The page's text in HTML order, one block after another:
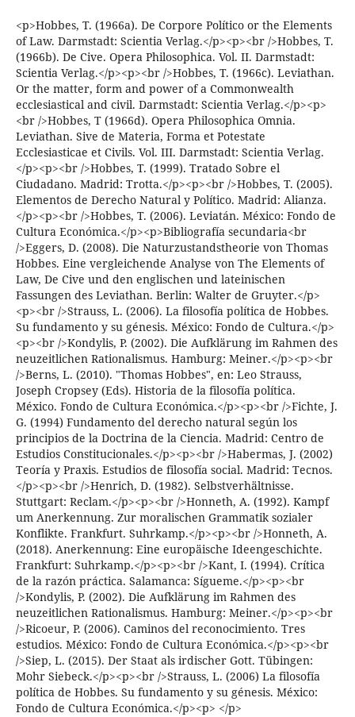
<p>Hobbes, T. (1966a). De Corpore Político or the Elements
of Law. Darmstadt: Scientia Verlag.</p><p><br />Hobbes, T.
(1966b). De Cive. Opera Philosophica. Vol. II. Darmstadt:
Scientia Verlag.</p><p><br />Hobbes, T. (1966c). Leviathan.
Or the matter, form and power of a Commonwealth
ecclesiastical and civil. Darmstadt: Scientia Verlag.</p><p>
<br />Hobbes, T (1966d). Opera Philosophica Omnia.
Leviathan. Sive de Materia, Forma et Potestate
Ecclesiasticae et Civils. Vol. III. Darmstadt: Scientia Verlag.
</p><p><br />Hobbes, T. (1999). Tratado Sobre el
Ciudadano. Madrid: Trotta.</p><p><br />Hobbes, T. (2005).
Elementos de Derecho Natural y Político. Madrid: Alianza.
</p><p><br />Hobbes, T. (2006). Leviatán. México: Fondo de
Cultura Económica.</p><p>Bibliografía secundaria<br
/>Eggers, D. (2008). Die Naturzustandstheorie von Thomas
Hobbes. Eine vergleichende Analyse von The Elements of
Law, De Cive und den englischen und lateinischen
Fassungen des Leviathan. Berlin: Walter de Gruyter.</p>
<p><br />Strauss, L. (2006). La filosofía política de Hobbes.
Su fundamento y su génesis. México: Fondo de Cultura.</p>
<p><br />Kondylis, P. (2002). Die Aufklärung im Rahmen des
neuzeitlichen Rationalismus. Hamburg: Meiner.</p><p><br
/>Berns, L. (2010). "Thomas Hobbes", en: Leo Strauss,
Joseph Cropsey (Eds). Historia de la filosofía política.
México. Fondo de Cultura Económica.</p><p><br />Fichte, J.
G. (1994) Fundamento del derecho natural según los
principios de la Doctrina de la Ciencia. Madrid: Centro de
Estudios Constitucionales.</p><p><br />Habermas, J. (2002)
Teoría y Praxis. Estudios de filosofía social. Madrid: Tecnos.
</p><p><br />Henrich, D. (1982). Selbstverhältnisse.
Stuttgart: Reclam.</p><p><br />Honneth, A. (1992). Kampf
um Anerkennung. Zur moralischen Grammatik sozialer
Konflikte. Frankfurt. Suhrkamp.</p><p><br />Honneth, A.
(2018). Anerkennung: Eine europäische Ideengeschichte.
Frankfurt: Suhrkamp.</p><p><br />Kant, I. (1994). Crítica
de la razón práctica. Salamanca: Sígueme.</p><p><br
/>Kondylis, P. (2002). Die Aufklärung im Rahmen des
neuzeitlichen Rationalismus. Hamburg: Meiner.</p><p><br
/>Ricoeur, P. (2006). Caminos del reconocimiento. Tres
estudios. México: Fondo de Cultura Económica.</p><p><br
/>Siep, L. (2015). Der Staat als irdischer Gott. Tübingen:
Mohr Siebeck.</p><p><br />Strauss, L. (2006) La filosofía
política de Hobbes. Su fundamento y su génesis. México:
Fondo de Cultura Económica.</p><p> </p>